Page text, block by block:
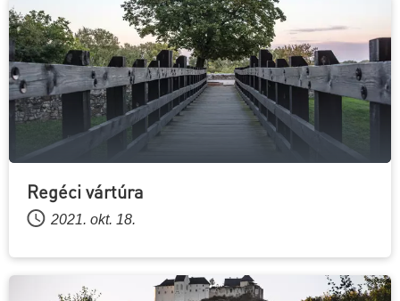
Regéci vártúra
2021. okt. 18.